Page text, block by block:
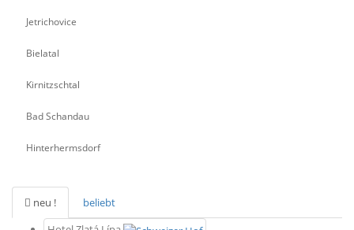
Jetrichovice
Bielatal
Kirnitzschtal
Bad Schandau
Hinterhermsdorf
neu !
beliebt